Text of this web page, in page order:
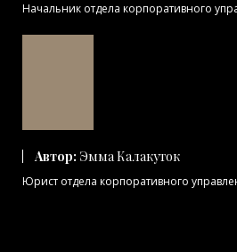
Начальник отдела корпоративного
Автор: Эмма Калакуток
Юрист отдела корпоративного